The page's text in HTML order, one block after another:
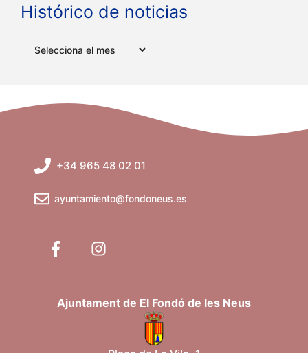
Histórico de noticias
+34 965 48 02 01
ayuntamiento@fondoneus.es
Ajuntament de El Fondó de les Neus